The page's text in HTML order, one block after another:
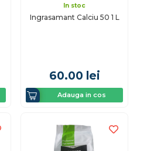
In stoc
Ingrasamant Calciu 50 1 L
60.00 lei
Adauga in cos